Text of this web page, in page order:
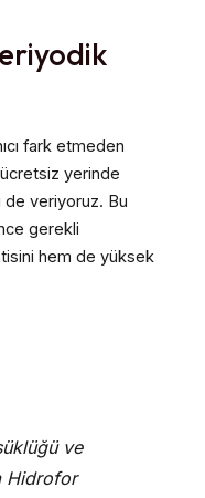
fark etmeden
yerinde
veriyoruz. Bu
gerekli
hem de yüksek
ve
Hidrofor